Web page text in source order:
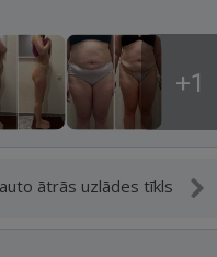
+1
ātrās uzlādes tīkls